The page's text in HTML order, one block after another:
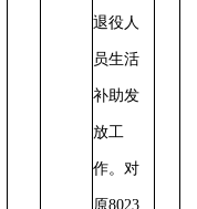
退役人
员生活
补助发
放工
作。对
原8023